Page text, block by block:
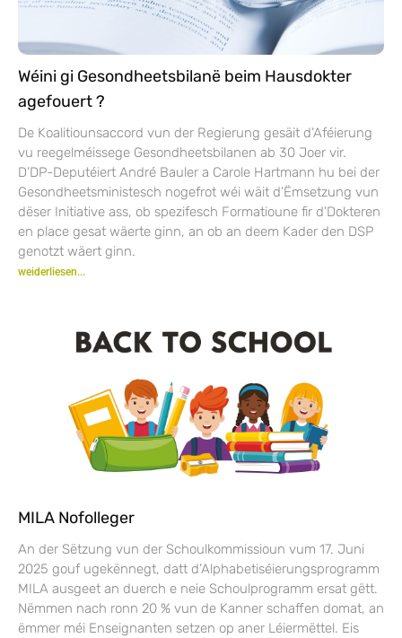
Wéini gi Gesondheetsbilanë beim Hausdokter
agefouert ?
De Koalitiounsaccord vun der Regierung gesäit d’Aféierung
vu reegelméissege Gesondheetsbilanen ab 30 Joer vir.
D’DP-Deputéiert André Bauler a Carole Hartmann hu bei der
Gesondheetsministesch nogefrot wéi wäit d’Ëmsetzung vun
dëser Initiative ass, ob spezifesch Formatioune fir d’Dokteren
en place gesat wäerte ginn, an ob an deem Kader den DSP
genotzt wäert ginn.
weiderliesen...
MILA Nofolleger
An der Sëtzung vun der Schoulkommissioun vum 17. Juni
2025 gouf ugekënnegt, datt d’Alphabetiséierungsprogramm
MILA ausgeet an duerch e neie Schoulprogramm ersat gëtt.
Nëmmen nach ronn 20 % vun de Kanner schaffen domat, an
ëmmer méi Enseignanten setzen op aner Léiermëttel. Eis